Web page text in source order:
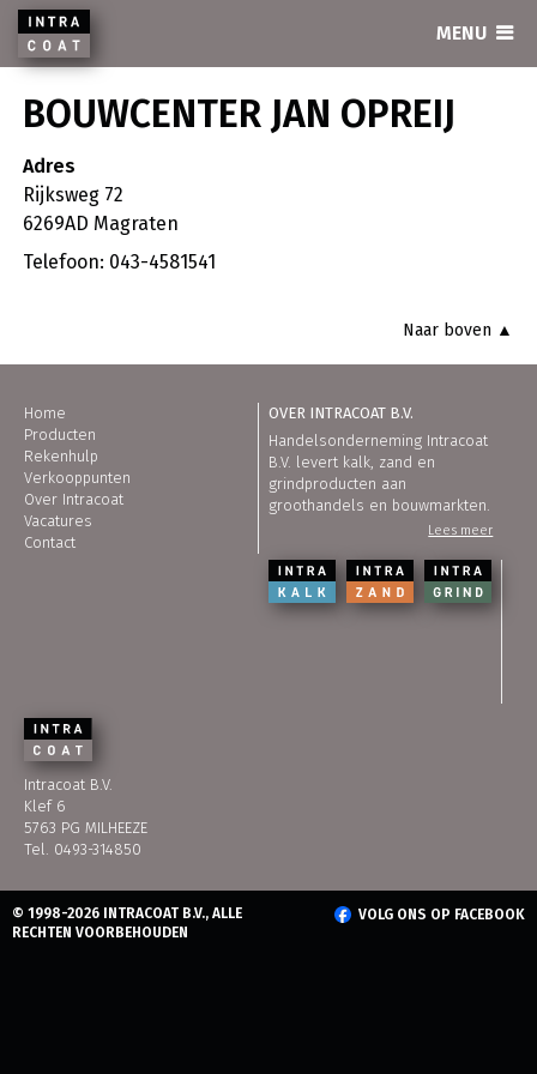
INTRACOAT MENU
BOUWCENTER JAN OPREIJ
Adres
Rijksweg 72
6269AD Magraten
Telefoon: 043-4581541
Naar boven ▲
Home
Producten
Rekenhulp
Verkooppunten
Over Intracoat
Vacatures
Contact
OVER INTRACOAT B.V.
Handelsonderneming Intracoat
B.V. levert kalk, zand en
grindproducten aan
groothandels en bouwmarkten.
Lees meer
Intracoat B.V.
Klef 6
5763 PG MILHEEZE
Tel. 0493-314850
© 1998-2026 INTRACOAT B.V., ALLE
RECHTEN VOORBEHOUDEN
VOLG ONS OP FACEBOOK